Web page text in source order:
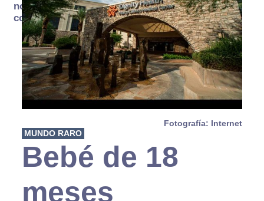
no se
consume
Fotografía: Internet
MUNDO RARO
Bebé de 18
meses